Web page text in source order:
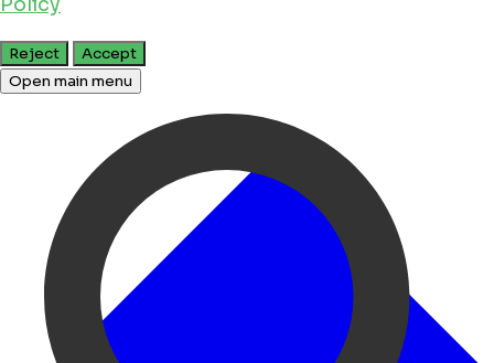
Reject
Accept
Open main menu